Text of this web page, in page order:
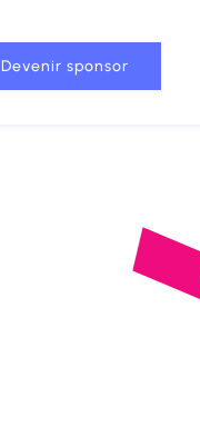
Devenir sponsor